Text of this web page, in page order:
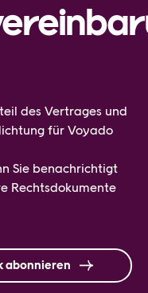
des Vertrages und
für Voyado
Sie benachrichtigt
Rechtsdokumente
abonnieren